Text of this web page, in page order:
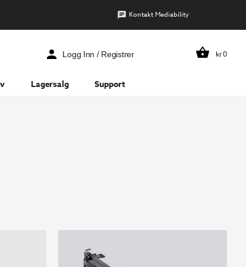
Kontakt Mediability
Logg Inn / Registrer kr0
Lagersalg Support